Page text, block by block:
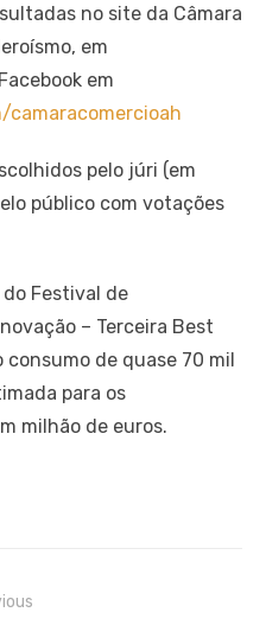
no site da Câmara
em
em
pelo júri (em
público com votações
Festival de
– Terceira Best
de quase 70 mil
para os
milhão de euros.